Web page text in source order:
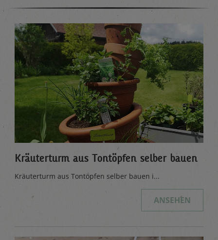
Kräuterturm aus Tontöpfen selber bauen
Kräuterturm aus Tontöpfen selber bauen i...
ANSEHEN